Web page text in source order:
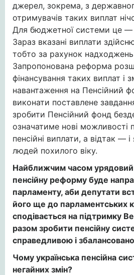
джерел, зокрема, з
отримувачів таких виплат
Для бюджетної системи це —
Зараз вказані виплати
тобто за рахунок
Запропонована реформа
фінансування таких виплат і
навантаження на Пенсійний
виконати поставлене
зробити Пенсійний фонд
означатиме нові можливості
пенсійні виплати, а відтак —
людей похилого віку.
Найближчим часом
пенсійну реформу буде
парламенту, аби депутати
його ще до парламентських
сподівається на підтримку
разом зробити пенсійну
справедливою і
Чому українська пенсійна
негайних змін?